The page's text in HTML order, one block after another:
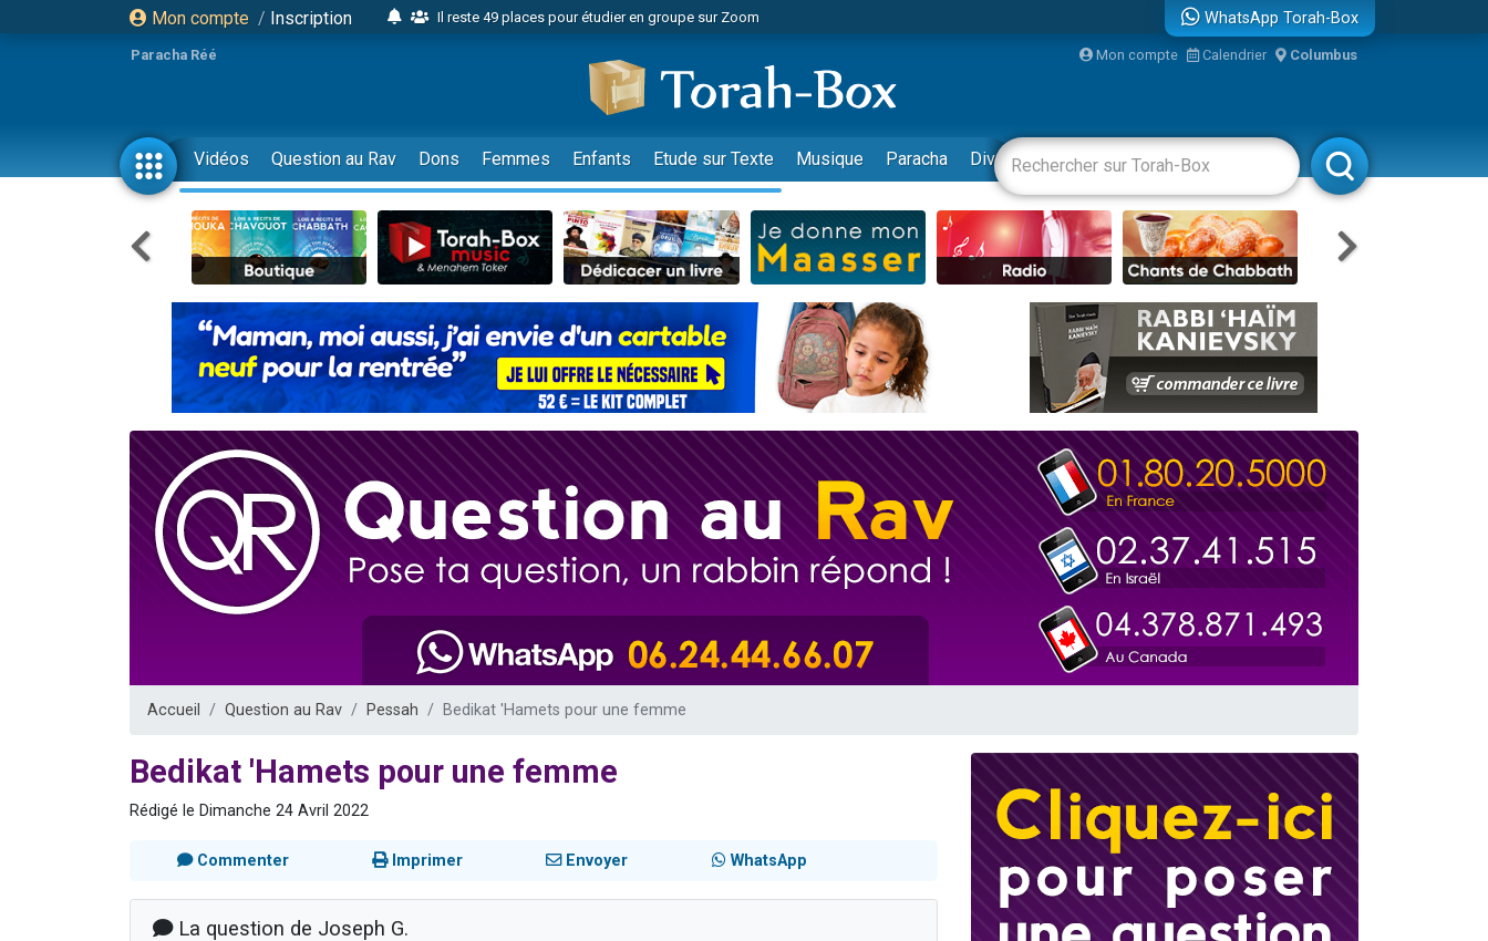
Mon compte / Inscription
Il reste 49 places pour étudier en groupe sur Zoom
2 personnes viennent de nous rejoindre sur WhatsApp
6 personnes viennent de nous rejoindre sur WhatsApp
4 personnes viennent de faire un don pour Reloger Rivka, 6 enfants, victime de violences...
2 personnes viennent de faire un don pour 1 Journée de Vacances Pour les Enfants
17 personnes viennent de demander une bénédiction
4 personnes viennent de nous rejoindre sur WhatsApp
Il reste 49 places pour étudier en groupe sur Zoom
Eva vient de donner son Maasser
4 personnes viennent de nous rejoindre sur WhatsApp
3 personnes viennent de nous rejoindre sur WhatsApp
Odaya vient de donner son Maasser
3 personnes viennent de faire un don pour 5 jours de vacances aux Orphelins
2 personnes viennent de nous rejoindre sur WhatsApp
13 personnes viennent de demander une bénédiction
Il reste 49 places pour étudier en groupe sur Zoom
12 nouvelles musiques dans Torah-Box Music
29 personnes viennent de demander une bénédiction
WhatsApp Torah-Box
Paracha Réé Mon compte Calendrier Columbus
Vidéos Question au Rav Dons Femmes Enfants Etude sur Texte Musique Paracha Divertissements Livres Rabbanim
Accueil Question au Rav Pessah Bedikat 'Hamets pour une femme
Bedikat 'Hamets pour une femme
Rédigé le Dimanche 24 Avril 2022
Commenter Imprimer Envoyer WhatsApp
La question de Joseph G.